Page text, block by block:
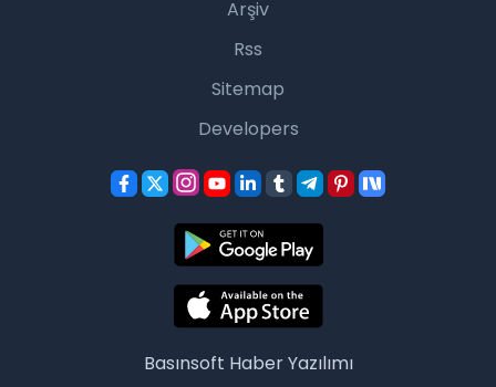
Arşiv
Rss
Sitemap
Developers
Basınsoft Haber Yazılımı